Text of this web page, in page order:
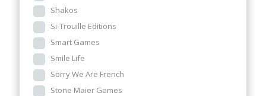
Shakos
Si-Trouille Editions
Smart Games
Smile Life
Sorry We Are French
Stone Maier Games